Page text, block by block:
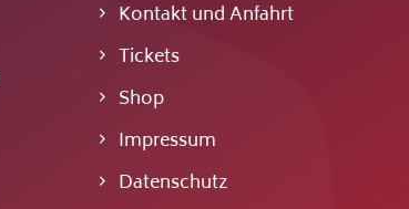
Kontakt und Anfahrt
Tickets
Shop
Impressum
Datenschutz